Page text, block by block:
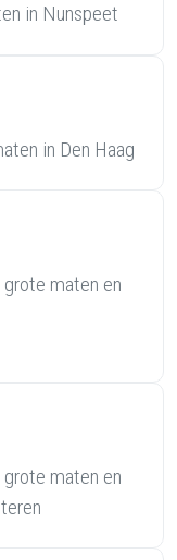
in Nunspeet
in Den Haag
maten en
maten en